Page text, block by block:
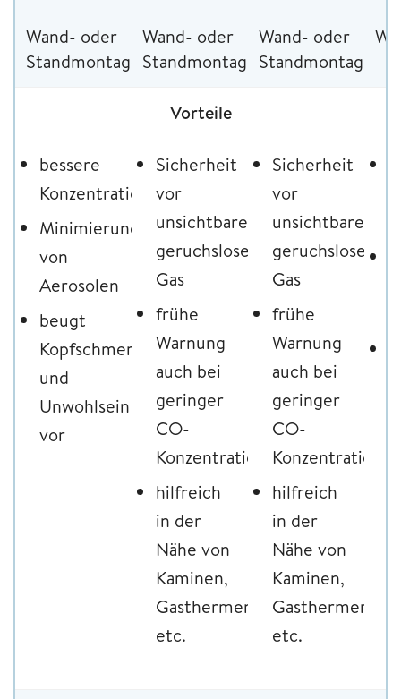
Wand- oder
Standmontage
Wand- oder
Standmontage
Wand- oder
Standmontage
Vorteile
bessere
Konzentration
Minimierung
von
Aerosolen
beugt
Kopfschmerzen
und
Unwohlsein
vor
Sicherheit
vor
unsichtbarem,
geruchslosen
Gas
frühe
Warnung
auch bei
geringer
CO-
Konzentration
hilfreich
in der
Nähe von
Kaminen,
Gasthermen,
etc.
Sicherheit
vor
unsichtbarem,
geruchslosen
Gas
frühe
Warnung
auch bei
geringer
CO-
Konzentration
hilfreich
in der
Nähe von
Kaminen,
Gasthermen,
etc.